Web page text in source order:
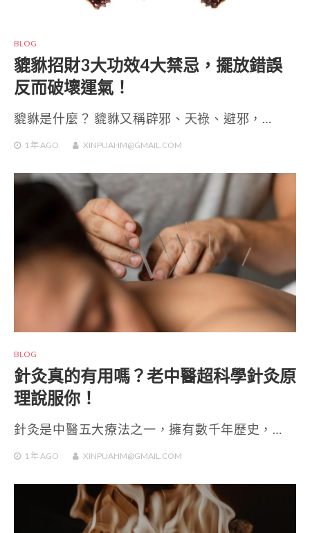
BLOG
貔貅招財3大功效4大禁忌，擺放錯誤
反而破壞運氣！
貔貅是什麼？ 貔貅又稱辟邪、天祿、避邪，…
1 年 AGO XINPUAHM@GMAIL.COM
BLOG
針灸真的有用嗎？老中醫超科學針灸原
理說服你！
針灸是中醫五大療法之一，擁有數千年歷史，…
1 年 AGO XINPUAHM@GMAIL.COM